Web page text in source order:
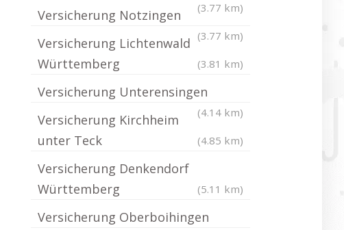
(3.77 km)
Versicherung Notzingen
(3.77 km)
Versicherung Lichtenwald
Württemberg
(3.81 km)
Versicherung Unterensingen
(4.14 km)
Versicherung Kirchheim
unter Teck
(4.85 km)
Versicherung Denkendorf
Württemberg
(5.11 km)
Versicherung Oberboihingen